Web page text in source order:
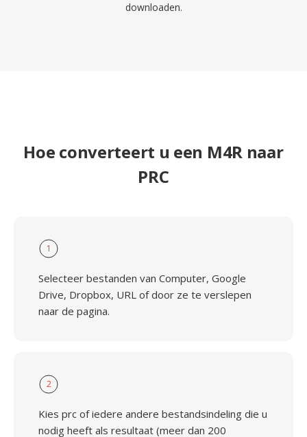
downloaden.
Hoe converteert u een M4R naar
PRC
1
Selecteer bestanden van Computer, Google
Drive, Dropbox, URL of door ze te verslepen
naar de pagina.
2
Kies prc of iedere andere bestandsindeling die u
nodig heeft als resultaat (meer dan 200